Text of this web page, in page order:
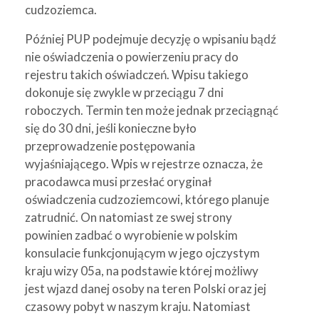
cudzoziemca.
Później PUP podejmuje decyzję o wpisaniu bądź
nie oświadczenia o powierzeniu pracy do
rejestru takich oświadczeń. Wpisu takiego
dokonuje się zwykle w przeciągu 7 dni
roboczych. Termin ten może jednak przeciągnąć
się do 30 dni, jeśli konieczne było
przeprowadzenie postępowania
wyjaśniającego. Wpis w rejestrze oznacza, że
pracodawca musi przesłać oryginał
oświadczenia cudzoziemcowi, którego planuje
zatrudnić. On natomiast ze swej strony
powinien zadbać o wyrobienie w polskim
konsulacie funkcjonującym w jego ojczystym
kraju wizy 05a, na podstawie której możliwy
jest wjazd danej osoby na teren Polski oraz jej
czasowy pobyt w naszym kraju. Natomiast